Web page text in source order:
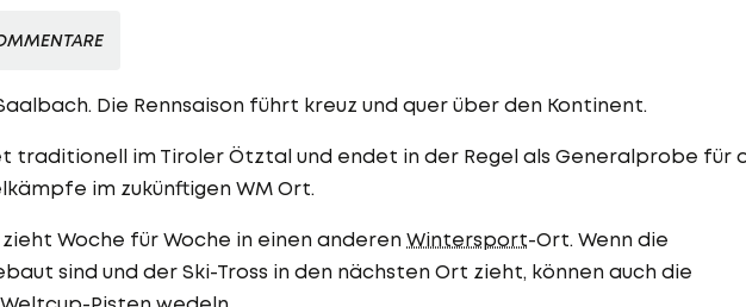
Die Rennsaison führt kreuz und quer über den Kontinent.
traditionell im Tiroler Ötztal und endet in der Regel als Generalprobe für
im zukünftigen WM Ort.
Woche für Woche in einen anderen Wintersport-Ort. Wenn die
sind und der Ski-Tross in den nächsten Ort zieht, können auch die